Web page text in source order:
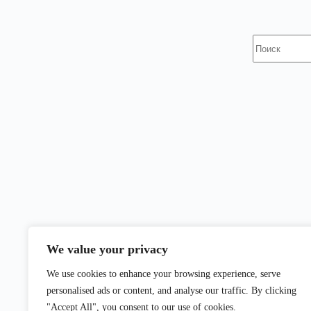
We value your privacy
We use cookies to enhance your browsing experience, serve
personalised ads or content, and analyse our traffic. By clicking
"Accept All", you consent to our use of cookies.
не
найдено